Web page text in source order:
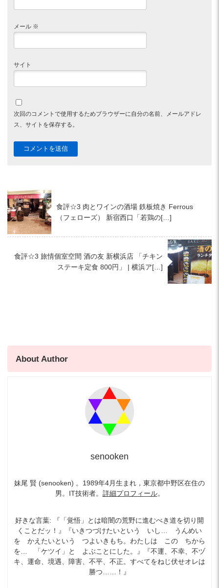
メール ※
サイト
次回のコメントで使用するためブラウザーに自分の名前、メールアドレ
ス、サイトを保存する。
食評☆3 肉とワインの酒場 鉄板焼き Ferrous
（フェローズ） 新宿西口「若鶏の[…]
食評☆3 旅情個室空間 酒の友 新横浜店 「チキン
ステーキ定食 800円」 | 横浜ア[…]
About Author
senooken
妹尾 賢 (senooken) 。1989年4月生まれ，東京都中野区在住の
男。IT技術者。 詳細プロフィール。
好きな言葉: 『「覚悟」とは暗闇の荒野に進むべき道を切り開
くことだッ！』『いきつづけたいという いし… うんめい
を かえたいという つよいきもち。わたしは この ちから
を… 「ケツイ」と よぶことにした。』『不運、不幸、不ヅ
キ、運命、境遇、障害、不平、不正。すべてをねじ伏せオレは
勝つ……！』